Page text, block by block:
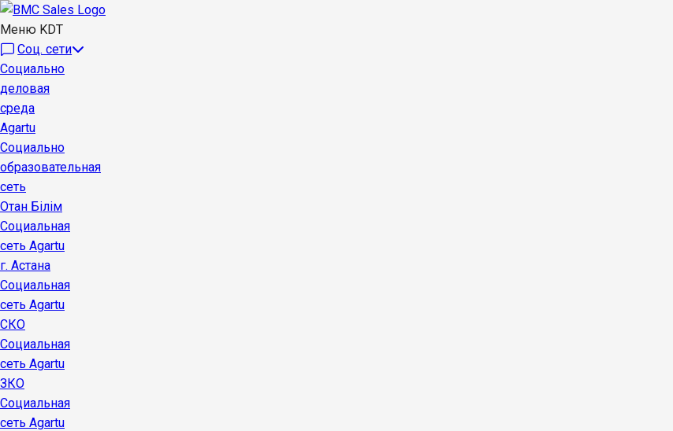
Меню KDT
Соц. сети
Социально
деловая
среда
Agartu
Социально
образовательная
сеть
Отан Бiлiм
Социальная
сеть Agartu
г. Астана
Социальная
сеть Agartu
СКО
Социальная
сеть Agartu
ЗКО
Социальная
сеть Agartu